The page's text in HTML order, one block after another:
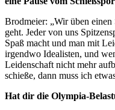
Brodmeier: „Wir üben einen
geht. Jeder von uns
Spaß macht und man mit
irgendwo Idealisten, und
Leidenschaft nicht mehr
schieße, dann muss ich
Hat dir die Olympia-